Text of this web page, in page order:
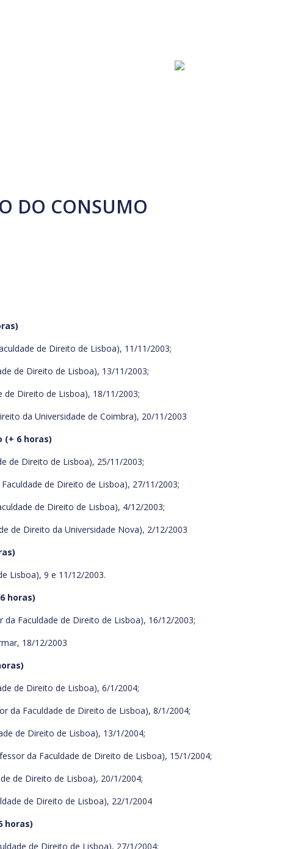
DO CONSUMO
de Direito de Lisboa), 11/11/2003;
de Direito de Lisboa), 13/11/2003;
Direito de Lisboa), 18/11/2003;
da Universidade de Coimbra), 20/11/2003
(+ 6 horas)
de Direito de Lisboa), 25/11/2003;
de Direito de Lisboa), 27/11/2003;
de Direito de Lisboa), 4/12/2003;
de Direito da Universidade Nova), 2/12/2003
Lisboa), 9 e 11/12/2003.
horas)
Faculdade de Direito de Lisboa), 16/12/2003;
18/12/2003
de Direito de Lisboa), 6/1/2004;
da Faculdade de Direito de Lisboa), 8/1/2004;
de Direito de Lisboa), 13/1/2004;
da Faculdade de Direito de Lisboa), 15/1/2004;
de Direito de Lisboa), 20/1/2004;
de Direito de Lisboa), 22/1/2004
horas)
de Direito de Lisboa), 27/1/2004;